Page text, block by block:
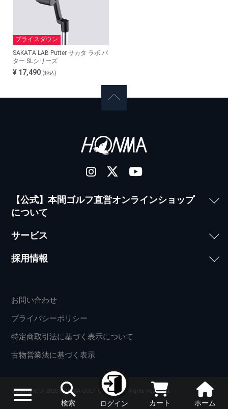
プライスダウン
SAKATA LAB Putter サカタ ラボ パ
ター SLシリーズ
¥ 17,490 (税込)
検索 ログイン カート ホーム
【公式】本間ゴルフ直営オンラインショップ
について
サービス
採用情報
お問い合わせ
プライバシーポリシー
特定商取引法に基づく表示について
古物営業法に基づく表示
Copyright(C) 2020 HONMA GOLF CO.,LTD. All Rights Reserved.